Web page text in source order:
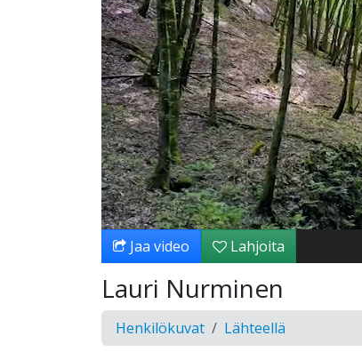
Jaa video Lahjoita
Lauri Nurminen
Henkilökuvat Lähteellä